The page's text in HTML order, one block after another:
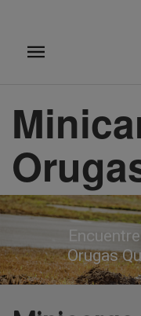
principal
Orugas